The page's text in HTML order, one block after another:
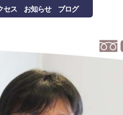
セス お知らせ ブログ